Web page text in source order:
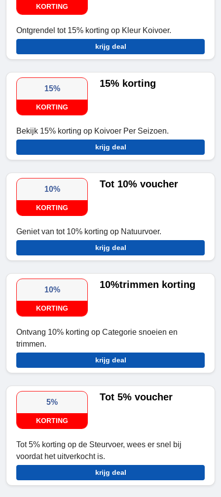
KORTING
Ontgrendel tot 15% korting op Kleur Koivoer.
krijg deal
15%
KORTING
15% korting
Bekijk 15% korting op Koivoer Per Seizoen.
krijg deal
10%
KORTING
Tot 10% voucher
Geniet van tot 10% korting op Natuurvoer.
krijg deal
10%
KORTING
10%trimmen korting
Ontvang 10% korting op Categorie snoeien en
trimmen.
krijg deal
5%
KORTING
Tot 5% voucher
Tot 5% korting op de Steurvoer, wees er snel bij
voordat het uitverkocht is.
krijg deal